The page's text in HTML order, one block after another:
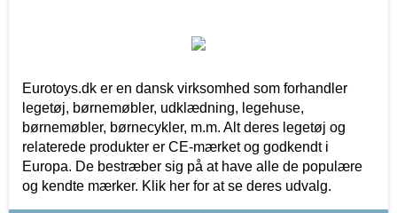
Eurotoys.dk er en dansk virksomhed som forhandler
legetøj, børnemøbler, udklædning, legehuse,
børnemøbler, børnecykler, m.m. Alt deres legetøj og
relaterede produkter er CE-mærket og godkendt i
Europa. De bestræber sig på at have alle de populære
og kendte mærker. Klik her for at se deres udvalg.